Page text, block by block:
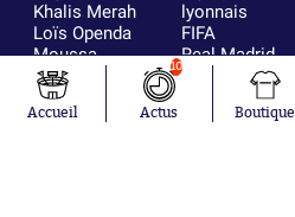
Khalis Merah
Loïs Openda
Moussa
Niakhaté
Nicolás
Tagliafico
lyonnais
FIFA
Real Madrid
RC Strasbourg
France
Accueil
10
Actus Boutique